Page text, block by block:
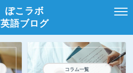
ぽこラボ
英語ブログ
コラム一覧